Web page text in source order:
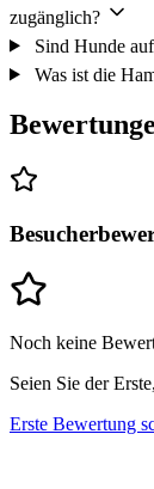
zugänglich?
Sind Hunde
Was ist die
Noch keine
Seien Sie der
Erste Bewertung